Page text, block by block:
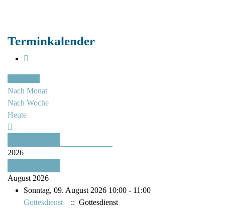
Terminkalender
Nach Monat
Nach Woche
Heute
2026
August 2026
Sonntag, 09. August 2026 10:00 - 11:00
Gottesdienst
:: Gottesdienst